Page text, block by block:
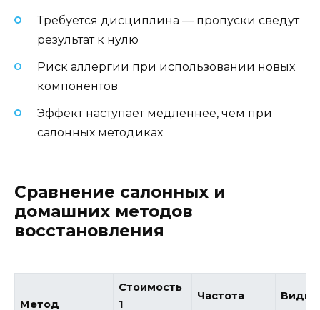
Требуется дисциплина — пропуски сведут
результат к нулю
Риск аллергии при использовании новых
компонентов
Эффект наступает медленнее, чем при
салонных методиках
Сравнение салонных и
домашних методов
восстановления
Метод
Стоимость
1
Частота